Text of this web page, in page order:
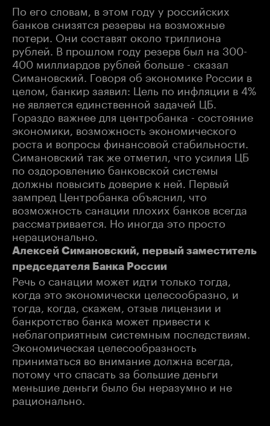
По его словам, в этом году у российских
банков снизятся резервы на возможные
потери. Они составят около триллиона
рублей. В прошлом году резерв был на 300-
400 миллиардов рублей больше - сказал
Симановский. Говоря об экономике России в
целом, банкир заявил: Цель по инфляции в 4%
не является единственной задачей ЦБ.
Гораздо важнее для центробанка - состояние
экономики, возможность экономического
роста и вопросы финансовой стабильности.
Симановский так же отметил, что усилия ЦБ
по оздоровлению банковской системы
должны повысить доверие к ней. Первый
зампред Центробанка объяснил, что
возможность санации плохих банков всегда
рассматривается. Но иногда это просто
нерационально.
Алексей Симановский, первый заместитель
председателя Банка России
Речь о санации может идти только тогда,
когда это экономически целесообразно, и
тогда, когда, скажем, отзыв лицензии и
банкротство банка может привести к
неблагоприятным системным последствиям.
Экономическая целесообразность
приниматься во внимание должна всегда,
потому что спасать за большие деньги
меньшие деньги было бы неразумно и не
рационально.